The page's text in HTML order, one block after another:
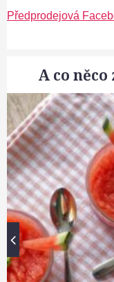
Předprodejová
A co